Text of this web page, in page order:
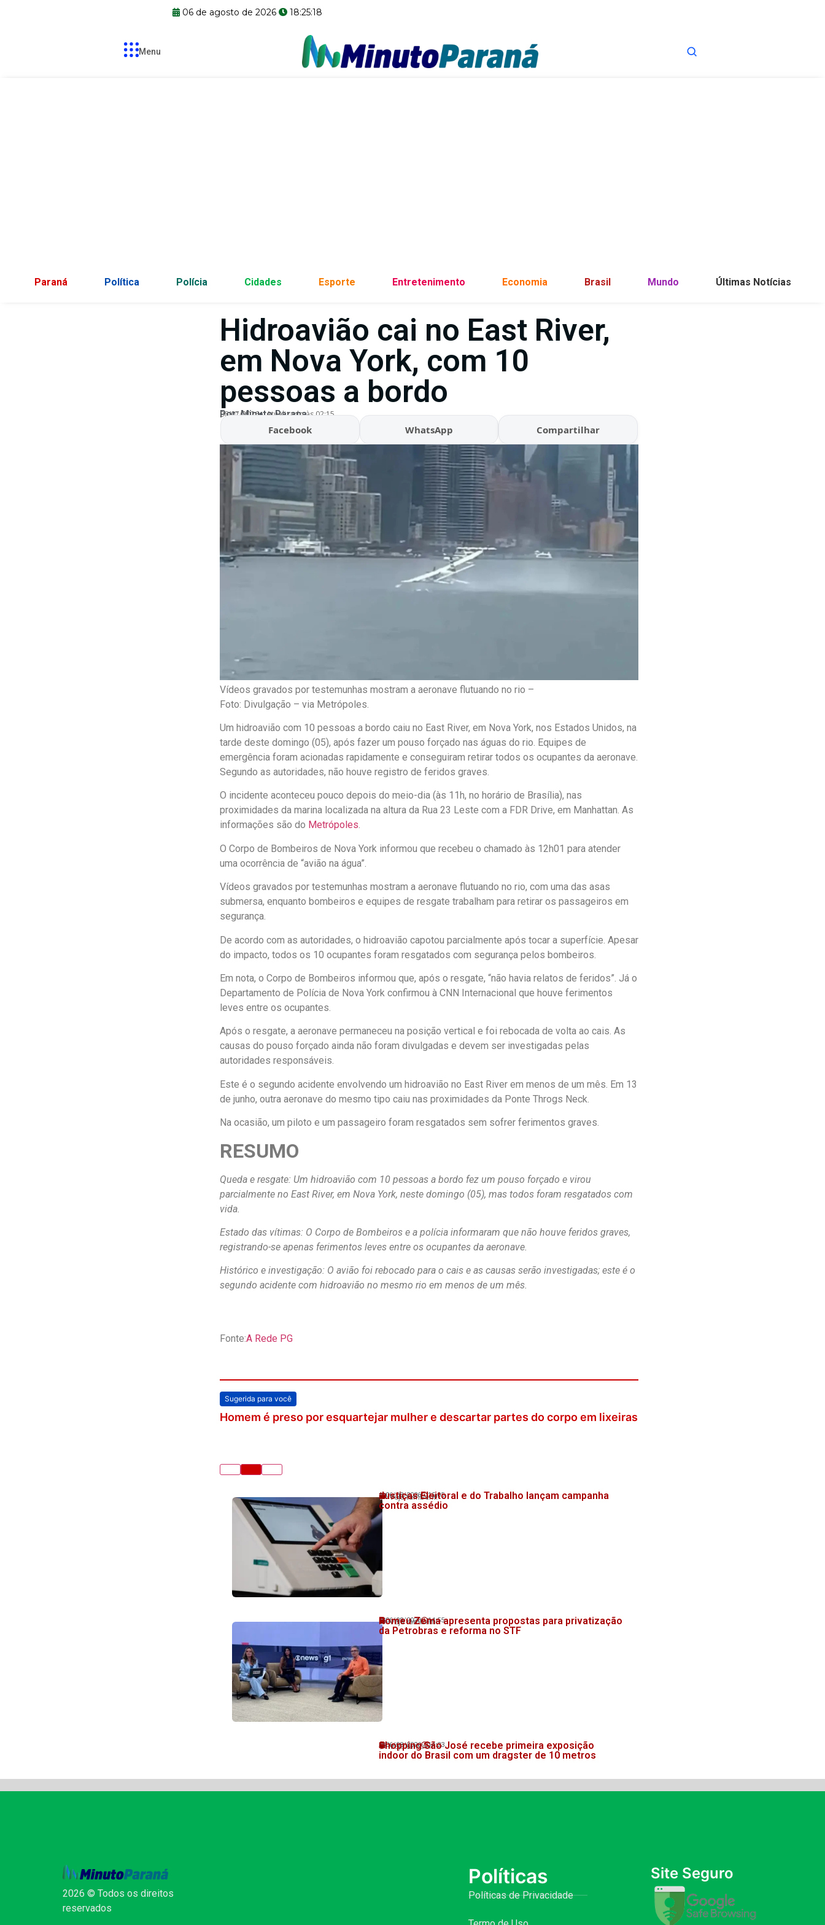
06 de agosto de 2026 18:25:19
Menu
Paraná Política Polícia Cidades Esporte Entretenimento Economia Brasil Mundo Últimas Notícias
Hidroavião cai no East River,
em Nova York, com 10
pessoas a bordo
Por:Minuto Parana
06/07/2026 Atualizado às 02:15
Facebook WhatsApp Compartilhar
Vídeos gravados por testemunhas mostram a aeronave flutuando no rio –
Foto: Divulgação – via Metrópoles.
Um hidroavião com 10 pessoas a bordo caiu no East River, em Nova York, nos Estados Unidos, na
tarde deste domingo (05), após fazer um pouso forçado nas águas do rio. Equipes de
emergência foram acionadas rapidamente e conseguiram retirar todos os ocupantes da aeronave.
Segundo as autoridades, não houve registro de feridos graves.
O incidente aconteceu pouco depois do meio-dia (às 11h, no horário de Brasília), nas
proximidades da marina localizada na altura da Rua 23 Leste com a FDR Drive, em Manhattan. As
informações são do Metrópoles.
O Corpo de Bombeiros de Nova York informou que recebeu o chamado às 12h01 para atender
uma ocorrência de “avião na água”.
Vídeos gravados por testemunhas mostram a aeronave flutuando no rio, com uma das asas
submersa, enquanto bombeiros e equipes de resgate trabalham para retirar os passageiros em
segurança.
De acordo com as autoridades, o hidroavião capotou parcialmente após tocar a superfície. Apesar
do impacto, todos os 10 ocupantes foram resgatados com segurança pelos bombeiros.
Em nota, o Corpo de Bombeiros informou que, após o resgate, “não havia relatos de feridos”. Já o
Departamento de Polícia de Nova York confirmou à CNN Internacional que houve ferimentos
leves entre os ocupantes.
Após o resgate, a aeronave permaneceu na posição vertical e foi rebocada de volta ao cais. As
causas do pouso forçado ainda não foram divulgadas e devem ser investigadas pelas
autoridades responsáveis.
Este é o segundo acidente envolvendo um hidroavião no East River em menos de um mês. Em 13
de junho, outra aeronave do mesmo tipo caiu nas proximidades da Ponte Throgs Neck.
Na ocasião, um piloto e um passageiro foram resgatados sem sofrer ferimentos graves.
RESUMO
Queda e resgate: Um hidroavião com 10 pessoas a bordo fez um pouso forçado e virou
parcialmente no East River, em Nova York, neste domingo (05), mas todos foram resgatados com
vida.
Estado das vítimas: O Corpo de Bombeiros e a polícia informaram que não houve feridos graves,
registrando-se apenas ferimentos leves entre os ocupantes da aeronave.
Histórico e investigação: O avião foi rebocado para o cais e as causas serão investigadas; este é o
segundo acidente com hidroavião no mesmo rio em menos de um mês.
Fonte:A Rede PG
Sugerida para você
Homem é preso por esquartejar mulher e descartar partes do corpo em lixeiras
Veja também!
06/08/2026 15:05
Justiças Eleitoral e do Trabalho lançam campanha
contra assédio
Veja também!
06/08/2026 14:55
Romeu Zema apresenta propostas para privatização
da Petrobras e reforma no STF
Veja também!
06/08/2026 14:23
Shopping São José recebe primeira exposição
indoor do Brasil com um dragster de 10 metros
2026 © Todos os direitos
reservados
Políticas
Políticas de Privacidade
Site Seguro